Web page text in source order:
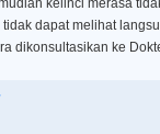
dapat melihat
dikonsultasikan ke